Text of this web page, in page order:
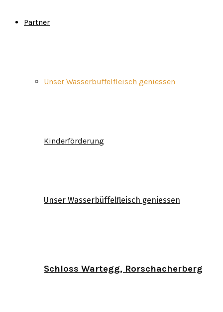
Partner
Unser Wasserbüffelfleisch geniessen
Kinderförderung
Unser Wasserbüffelfleisch geniessen
Schloss Wartegg, Rorschacherberg